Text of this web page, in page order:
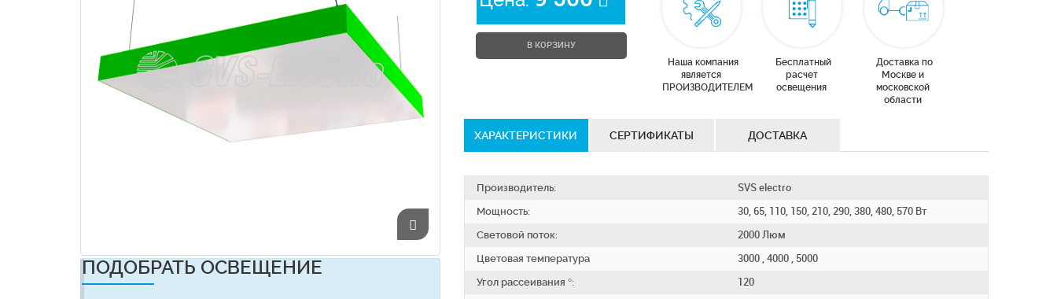
ПОДОБРАТЬ ОСВЕЩЕНИЕ
В КОРЗИНУ
Наша компания
является
ПРОИЗВОДИТЕЛЕМ
Бесплатный
расчет
освещения
Доставка по
Москве и
московской
области
ХАРАКТЕРИСТИКИ СЕРТИФИКАТЫ ДОСТАВКА
Производитель:
SVS electro
Мощность:
30, 65, 110, 150, 210, 290, 380, 480, 570 Вт
Световой поток:
2000 Люм
Цветовая температура
3000 , 4000 , 5000
Угол рассеивания °:
120